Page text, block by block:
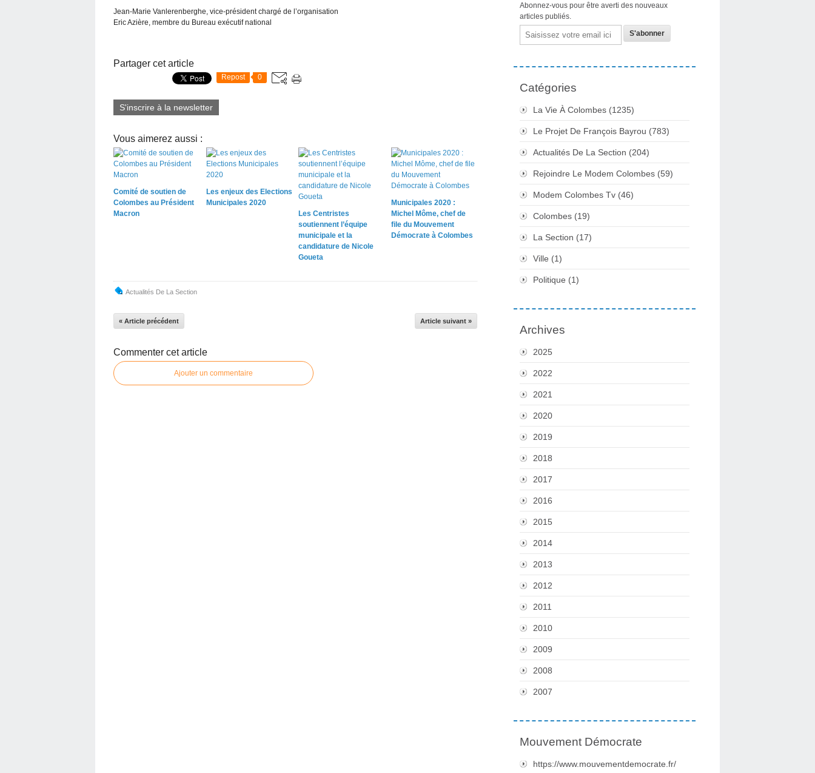
Jean-Marie Vanlerenberghe, vice-président chargé de l’organisation
Eric Azière, membre du Bureau exécutif national
Partager cet article
Repost 0
S'inscrire à la newsletter
Vous aimerez aussi :
Comité de soutien de
Colombes au Président
Macron
Les enjeux des Elections
Municipales 2020
Les Centristes
soutiennent l’équipe
municipale et la
candidature de Nicole
Goueta
Municipales 2020 :
Michel Môme, chef de
file du Mouvement
Démocrate à Colombes
Actualités De La Section
« Article précédent Article suivant »
Commenter cet article
Ajouter un commentaire
Abonnez-vous pour être averti des nouveaux
articles publiés.
Email
Catégories
La Vie À Colombes (1235)
Le Projet De François Bayrou (783)
Actualités De La Section (204)
Rejoindre Le Modem Colombes (59)
Modem Colombes Tv (46)
Colombes (19)
La Section (17)
Ville (1)
Politique (1)
Archives
2025
2022
2021
2020
2019
2018
2017
2016
2015
2014
2013
2012
2011
2010
2009
2008
2007
Mouvement Démocrate
https://www.mouvementdemocrate.fr/